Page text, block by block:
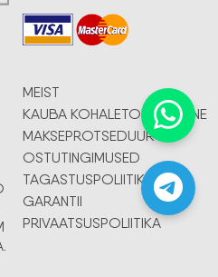
MEIST
KAUBA KOHALETOIMETAMINE
MAKSEPROTSEDUUR
OSTUTINGIMUSED
TAGASTUSPOLIITIKA
GARANTII
PRIVAATSUSPOLIITIKA